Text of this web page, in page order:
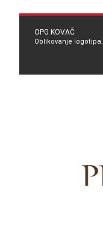
OPG KOVAČ
Oblikovanje logotipa.